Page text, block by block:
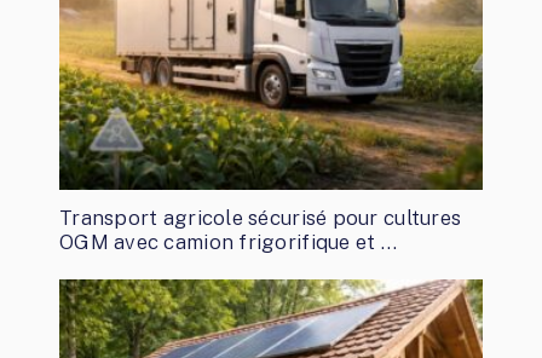
Transport agricole sécurisé pour cultures
OGM avec camion frigorifique et …